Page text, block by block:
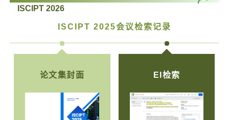
ISCIPT 2026
ISCIPT 2025会议检索记录
论文集封面 EI检索